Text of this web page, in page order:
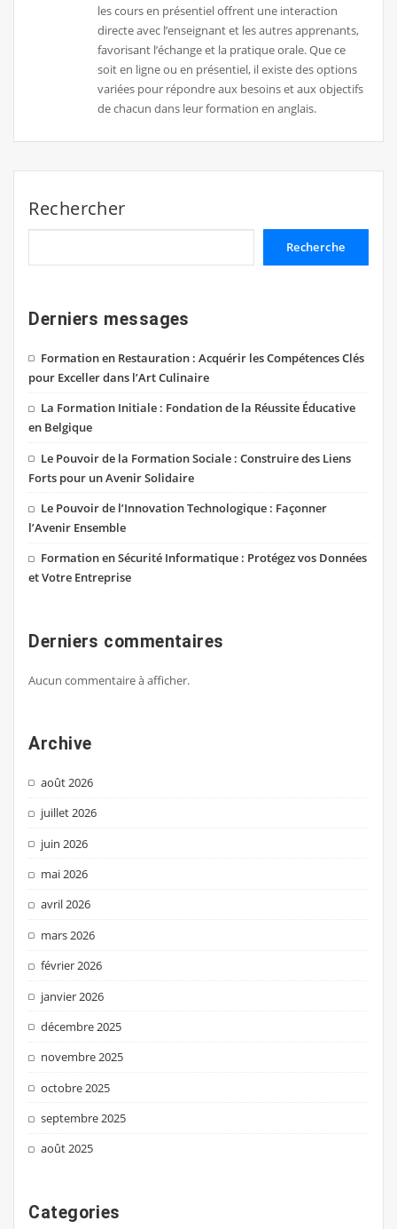
les cours en présentiel offrent une interaction
directe avec l’enseignant et les autres apprenants,
favorisant l’échange et la pratique orale. Que ce
soit en ligne ou en présentiel, il existe des options
variées pour répondre aux besoins et aux objectifs
de chacun dans leur formation en anglais.
Rechercher
Recherche
Derniers messages
Formation en Restauration : Acquérir les Compétences Clés
pour Exceller dans l’Art Culinaire
La Formation Initiale : Fondation de la Réussite Éducative
en Belgique
Le Pouvoir de la Formation Sociale : Construire des Liens
Forts pour un Avenir Solidaire
Le Pouvoir de l’Innovation Technologique : Façonner
l’Avenir Ensemble
Formation en Sécurité Informatique : Protégez vos Données
et Votre Entreprise
Derniers commentaires
Aucun commentaire à afficher.
Archive
août 2026
juillet 2026
juin 2026
mai 2026
avril 2026
mars 2026
février 2026
janvier 2026
décembre 2025
novembre 2025
octobre 2025
septembre 2025
août 2025
Categories